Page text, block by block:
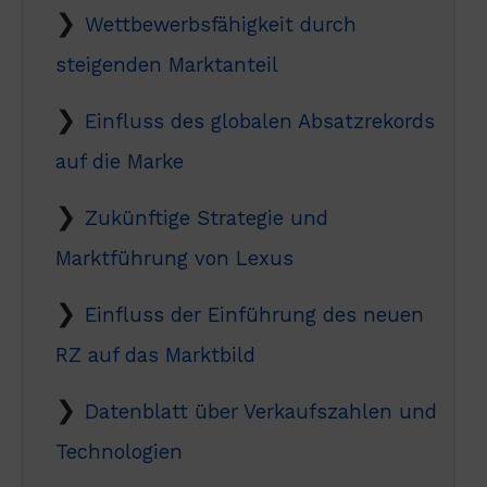
Wettbewerbsfähigkeit durch
steigenden Marktanteil
Einfluss des globalen Absatzrekords
auf die Marke
Zukünftige Strategie und
Marktführung von Lexus
Einfluss der Einführung des neuen
RZ auf das Marktbild
Datenblatt über Verkaufszahlen und
Technologien